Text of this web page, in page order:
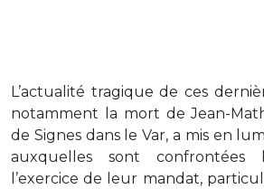
L’actualité tragique de ces
notamment la mort de Jean-
de Signes dans le Var, a mis en
auxquelles sont confrontées
l’exercice de leur mandat,